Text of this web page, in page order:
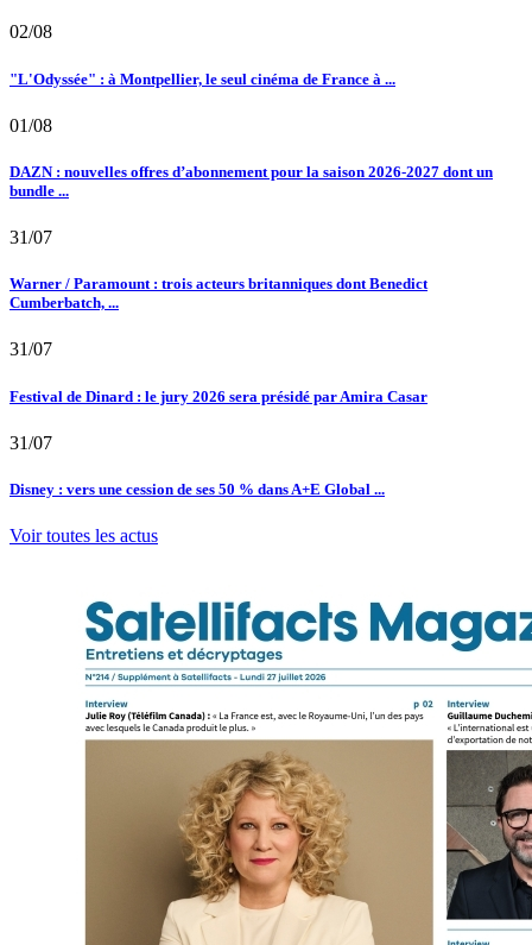
02/08
"L'Odyssée" : à Montpellier, le seul cinéma de France à ...
01/08
DAZN : nouvelles offres d’abonnement pour la saison 2026-2027 dont un
bundle ...
31/07
Warner / Paramount : trois acteurs britanniques dont Benedict
Cumberbatch, ...
31/07
Festival de Dinard : le jury 2026 sera présidé par Amira Casar
31/07
Disney : vers une cession de ses 50 % dans A+E Global ...
Voir toutes les actus